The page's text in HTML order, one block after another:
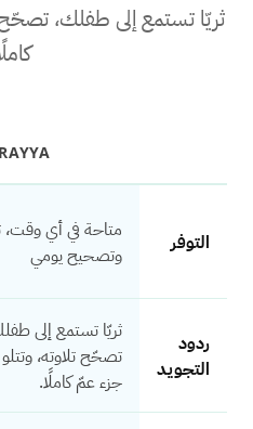
ثريّا تستمع إلى طفلك،
التوفر
متاحة في أي وقت،
وتصحيح يومي
ردود
التجويد
ثريّا تستمع إلى
تصحّح تلاوته،
جزء عمّ كاملًا.